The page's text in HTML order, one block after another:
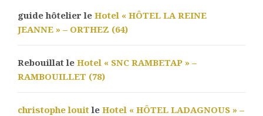
guide hôtelier le Hotel « HÔTEL LA REINE
JEANNE » – ORTHEZ (64)
Rebouillat le Hotel « SNC RAMBETAP » –
RAMBOUILLET (78)
christophe louitle Hotel « HÔTEL LADAGNOUS » –